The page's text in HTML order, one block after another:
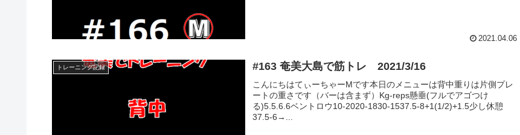
2021.04.06
トレーニング記録 #163 奄美大島で筋トレ 2021/3/16
こんにちはてぃーちゃーMです本日のメニューは背中重りは片側プレ
ートの重さです（バーは含まず）Kg-reps懸垂(フルでアゴつけ
る)5.5.6.6ベントロウ10-2020-1830-1537.5-8+1(1/2)+1.5少し休憩
37.5-6→...